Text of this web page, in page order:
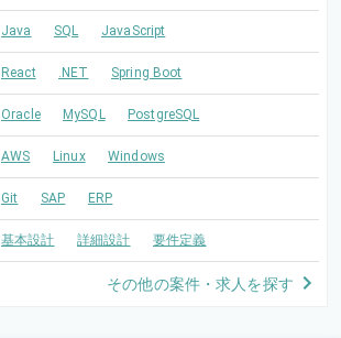
Java SQL JavaScript
React .NET Spring Boot
Oracle MySQL PostgreSQL
AWS Linux Windows
Git SAP ERP
基本設計 詳細設計 要件定義
その他の案件・求人を探す